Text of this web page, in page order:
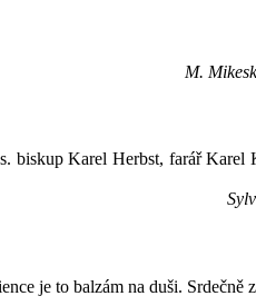
M.
biskup Karel Herbst, farář
je to balzám na duši. Srdečně